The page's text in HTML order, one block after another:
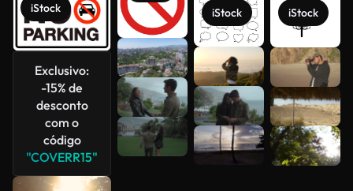
iStock
Exclusivo:
-15% de
desconto
com o
código
"COVERR15"
iStock iStock
Veja mais